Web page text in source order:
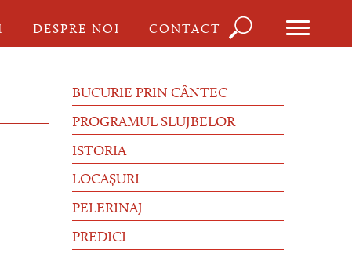
DESPRE NOI CONTACT
căutare
BUCURIE PRIN CÂNTEC
PROGRAMUL SLUJBELOR
ISTORIA
LOCAȘURI
PELERINAJ
PREDICI